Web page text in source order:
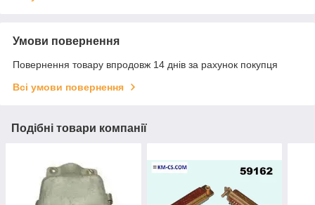
Умови повернення
Повернення товару впродовж 14 днів за рахунок покупця
Всі умови повернення
Подібні товари компанії